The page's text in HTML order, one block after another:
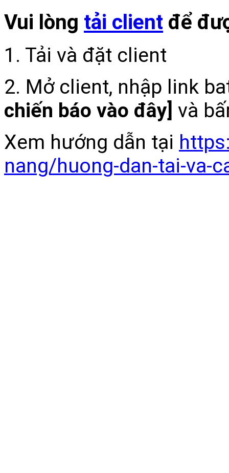
Vui lòng tải client để
1. Tải và đặt client
2. Mở client, nhập link
chiến báo vào đây] và
Xem hướng dẫn tại
nang/huong-dan-tai-va-